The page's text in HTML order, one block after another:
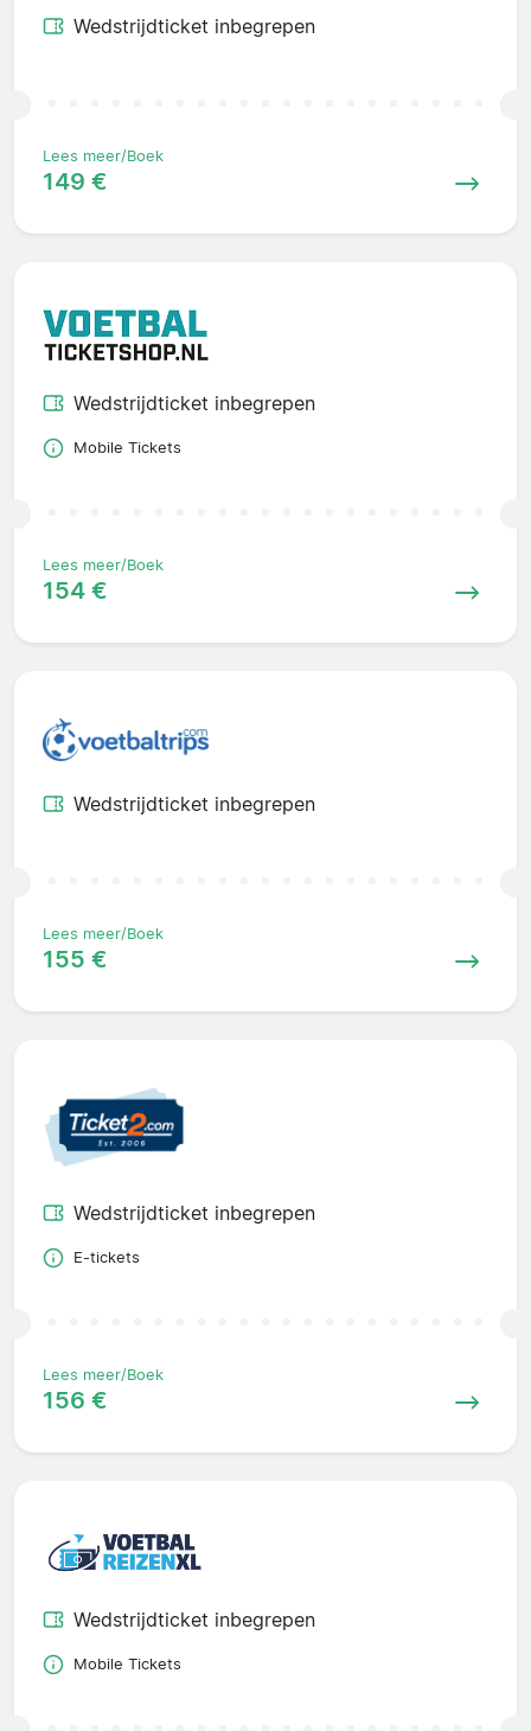
Wedstrijdticket inbegrepen
Lees meer/Boek
149 €
Wedstrijdticket inbegrepen
Mobile Tickets
Lees meer/Boek
154 €
Wedstrijdticket inbegrepen
Lees meer/Boek
155 €
Wedstrijdticket inbegrepen
E-tickets
Lees meer/Boek
156 €
Wedstrijdticket inbegrepen
Mobile Tickets